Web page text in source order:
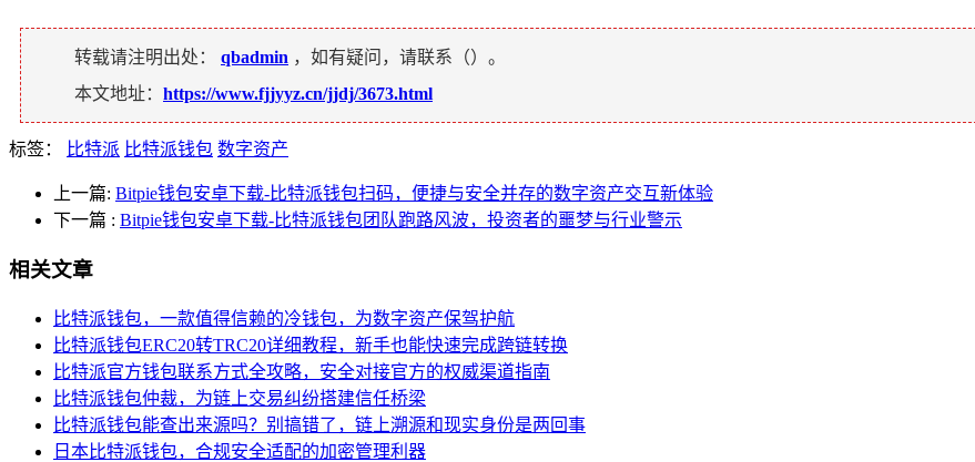
转载请注明出处： qbadmin ，如有疑问，请联系（）。
本文地址： https://www.fjjyyz.cn/jjdj/3673.html
标签： 比特派 比特派钱包 数字资产
上一篇: Bitpie钱包安卓下载-比特派钱包扫码，便捷与安全并存的数字资产交互新体验
下一篇 : Bitpie钱包安卓下载-比特派钱包团队跑路风波，投资者的噩梦与行业警示
相关文章
比特派钱包，一款值得信赖的冷钱包，为数字资产保驾护航
比特派钱包ERC20转TRC20详细教程，新手也能快速完成跨链转换
比特派官方钱包联系方式全攻略，安全对接官方的权威渠道指南
比特派钱包仲裁，为链上交易纠纷搭建信任桥梁
比特派钱包能查出来源吗？别搞错了，链上溯源和现实身份是两回事
日本比特派钱包，合规安全适配的加密管理利器